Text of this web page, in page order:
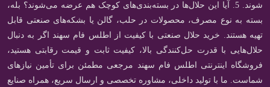
شوند. 5. آیا این حلال‌ها در بسته‌بندی‌های کوچک هم عرضه می‌شوند؟ بله،
بسته به نوع مصرف، محصولات در حلب، گالن یا بشکه‌های صنعتی قابل
تهیه هستند. خرید حلال صنعتی با کیفیت از اطلس فام سهند اگر به دنبال
حلال‌هایی با قدرت حل‌کنندگی بالا، کیفیت ثابت و قیمت رقابتی هستید،
فروشگاه اینترنتی اطلس فام سهند مرجعی مطمئن برای تأمین نیازهای
شماست. ما با تولید داخلی، مشاوره تخصصی و ارسال سریع، همراه صنایع